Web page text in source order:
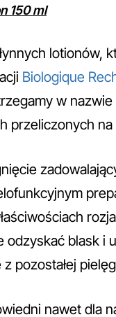
150 ml
lotionów,
Biologique
w
przeliczonych na
blask i
pozostałej
nawet dla